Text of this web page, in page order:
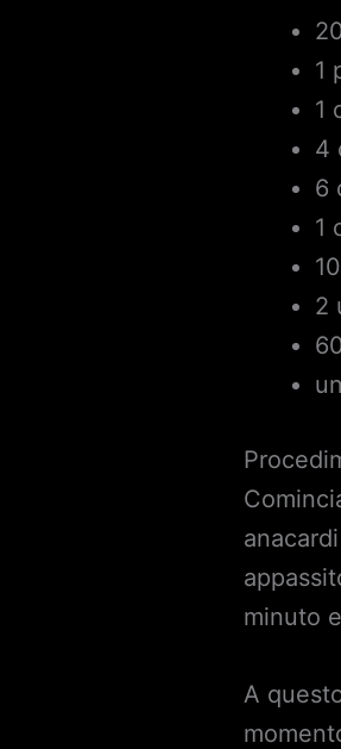
1
1
4
6
1
2
minuto
A